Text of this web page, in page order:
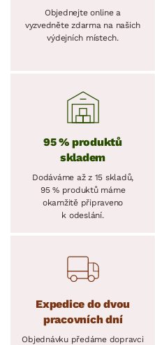
Objednejte online a
vyzvedněte zdarma na našich
výdejních místech.
95 % produktů
skladem
Dodáváme až z 15 skladů,
95 % produktů máme
okamžitě připraveno
k odeslání.
Expedice do dvou
pracovních dní
Objednávku předáme dopravci